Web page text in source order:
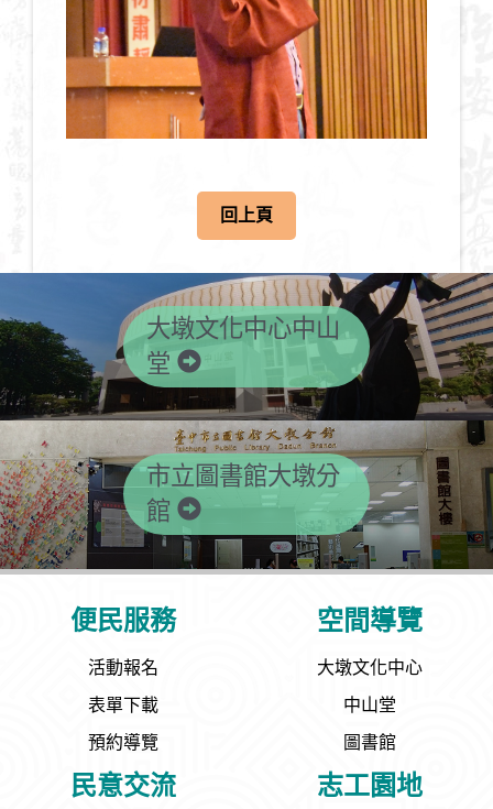
回上頁
大墩文化中心中山
堂
市立圖書館大墩分
館
便民服務
活動報名
表單下載
預約導覽
空間導覽
大墩文化中心
中山堂
圖書館
民意交流 志工園地